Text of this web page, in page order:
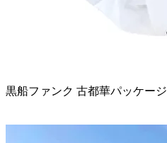
黒船ファンク 古都華パッケージ